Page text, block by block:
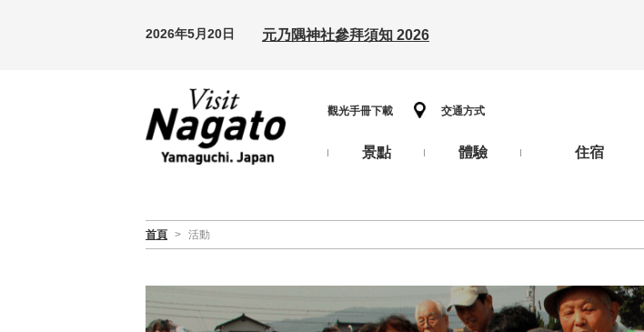
2026年5月20日 元乃隅神社參拜須知 2026
觀光手冊下載 交通方式
景點 體驗 住宿
首頁 > 活動